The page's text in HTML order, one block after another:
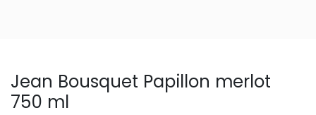
Jean Bousquet Papillon merlot
750 ml